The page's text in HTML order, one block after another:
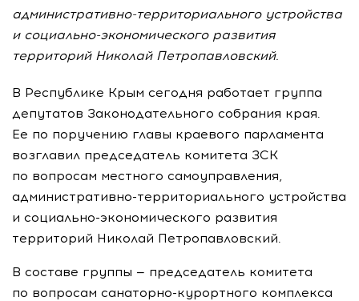
административно-территориального устройства
и социально-экономического развития
территорий Николай Петропавловский.
В Республике Крым сегодня работает группа
депутатов Законодательного собрания края.
Ее по поручению главы краевого парламента
возглавил председатель комитета ЗСК
по вопросам местного самоуправления,
административно-территориального устройства
и социально-экономического развития
территорий Николай Петропавловский.
В составе группы — председатель комитета
по вопросам санаторно-курортного комплекса